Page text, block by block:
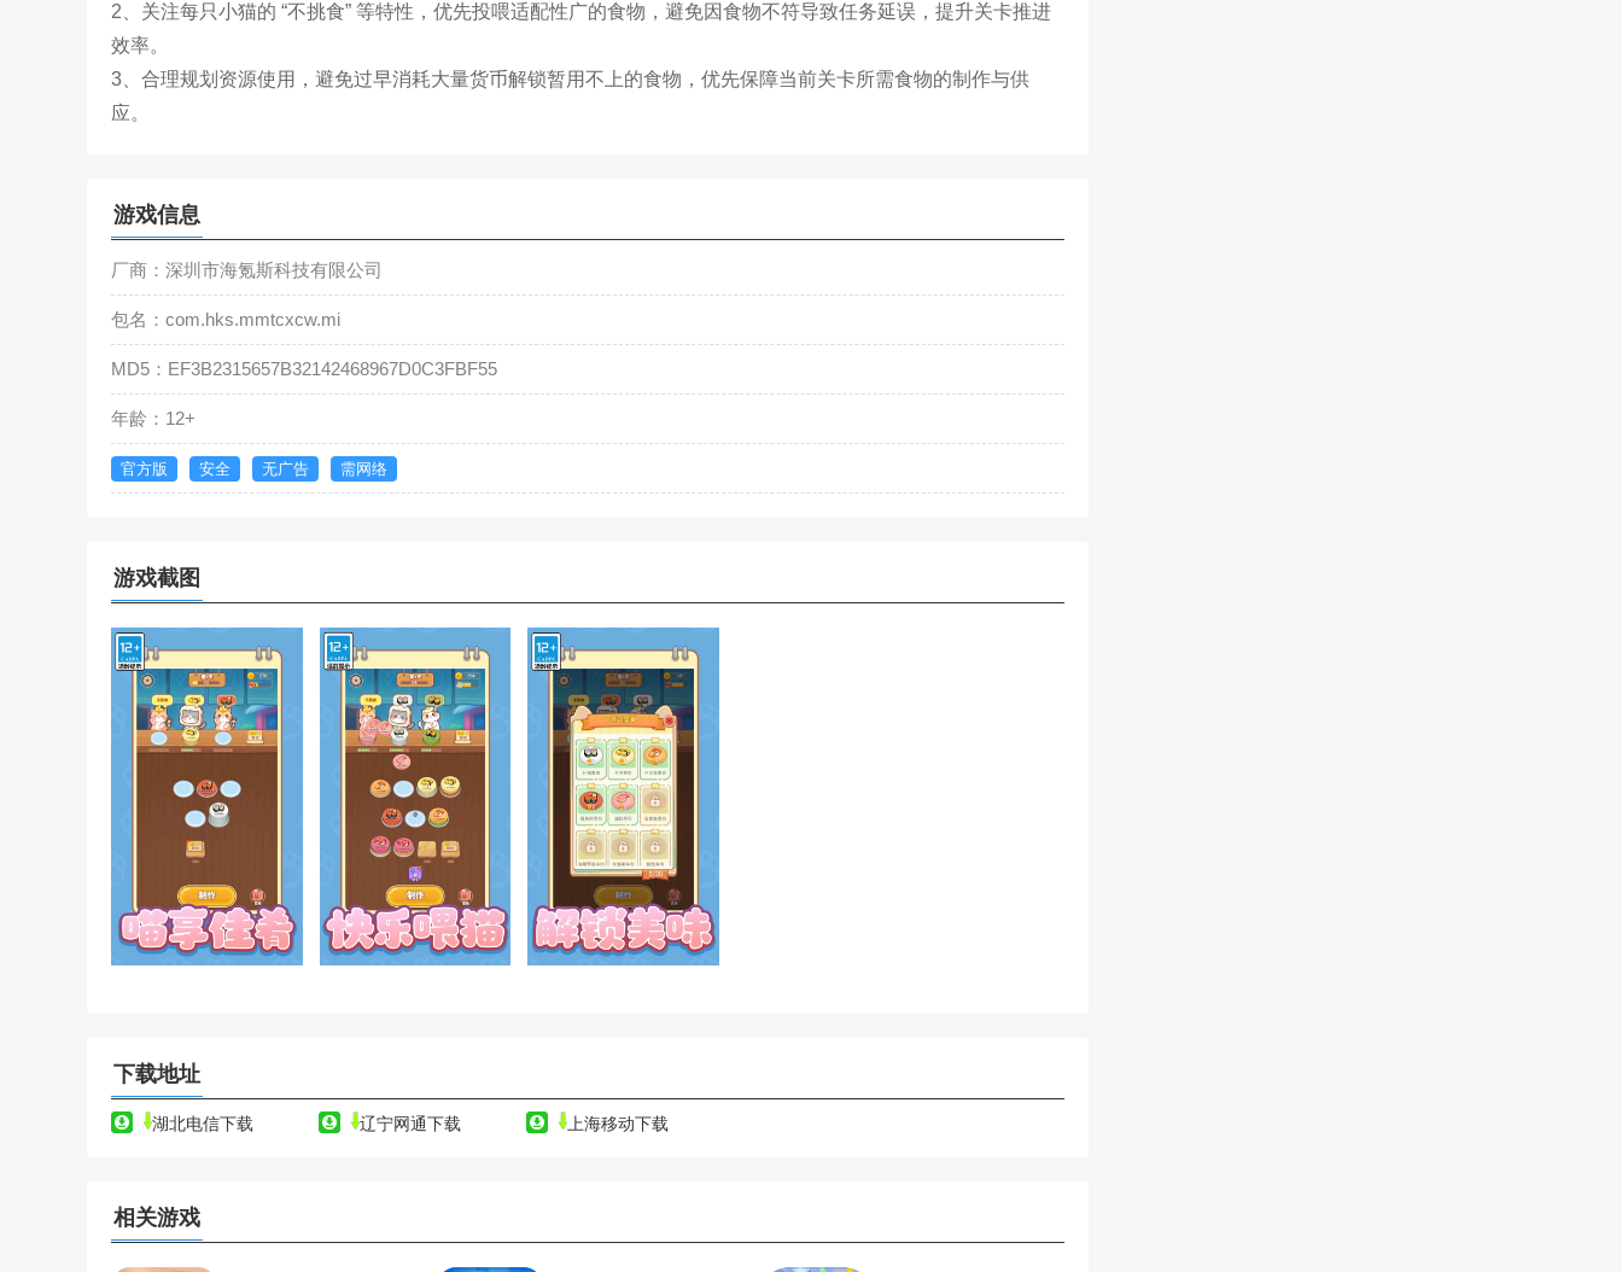
2、关注每只小猫的 “不挑食” 等特性，优先投喂适配性广的食物，避免因食物不符导致任务延误，提升关卡推进
效率。
3、合理规划资源使用，避免过早消耗大量货币解锁暂用不上的食物，优先保障当前关卡所需食物的制作与供
应。
游戏信息
厂商：深圳市海氪斯科技有限公司
包名：com.hks.mmtcxcw.mi
MD5：EF3B2315657B32142468967D0C3FBF55
年龄：12+
官方版 安全 无广告 需网络
游戏截图
下载地址
湖北电信下载 辽宁网通下载 上海移动下载
相关游戏